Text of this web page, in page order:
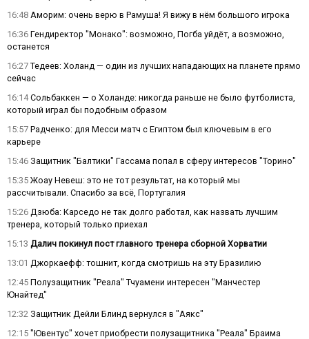
16:48 Аморим: очень верю в Рамуша! Я вижу в нём большого игрока
16:36 Гендиректор "Монако": возможно, Погба уйдёт, а возможно,
останется
16:27 Тедеев: Холанд — один из лучших нападающих на планете прямо
сейчас
16:14 Сольбаккен — о Холанде: никогда раньше не было футболиста,
который играл бы подобным образом
15:57 Радченко: для Месси матч с Египтом был ключевым в его
карьере
15:46 Защитник "Балтики" Гассама попал в сферу интересов "Торино"
15:35 Жоау Невеш: это не тот результат, на который мы
рассчитывали. Спасибо за всё, Португалия
15:26 Дзюба: Карседо не так долго работал, как назвать лучшим
тренера, который только приехал
15:13 Далич покинул пост главного тренера сборной Хорватии
13:01 Джоркаефф: тошнит, когда смотришь на эту Бразилию
12:45 Полузащитник "Реала" Тчуамени интересен "Манчестер
Юнайтед"
12:32 Защитник Дейли Блинд вернулся в "Аякс"
12:15 "Ювентус" хочет приобрести полузащитника "Реала" Браима